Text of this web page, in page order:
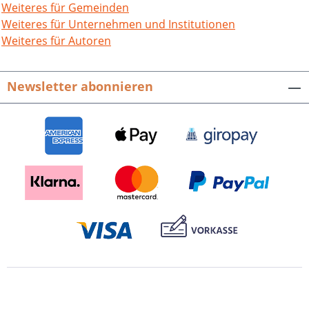
Weiteres für Gemeinden
Weiteres für Unternehmen und Institutionen
Weiteres für Autoren
Newsletter abonnieren